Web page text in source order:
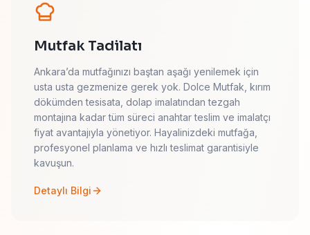
Mutfak Tadilatı
Ankara’da mutfağınızı baştan aşağı yenilemek için
usta usta gezmenize gerek yok. Dolce Mutfak, kırım
dökümden tesisata, dolap imalatından tezgah
montajına kadar tüm süreci anahtar teslim ve imalatçı
fiyat avantajıyla yönetiyor. Hayalinizdeki mutfağa,
profesyonel planlama ve hızlı teslimat garantisiyle
kavuşun.
Detaylı Bilgi